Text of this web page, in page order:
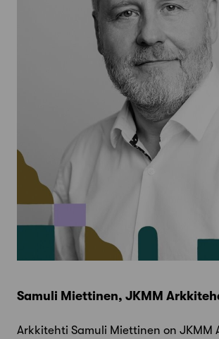
Samuli Miettinen, JKMM
Arkkitehti Samuli Miettinen on JKMM